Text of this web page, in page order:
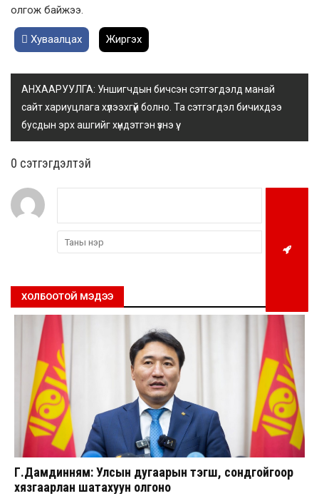
олгож байжээ.
Хуваалцах Жиргэх
АНХААРУУЛГА: Уншигчдын бичсэн сэтгэгдэлд манай
сайт хариуцлага хүлээхгүй болно. Та сэтгэгдэл бичихдээ
бусдын эрх ашгийг хүндэтгэн үзнэ үү.
0 cэтгэгдэлтэй
ХОЛБООТОЙ МЭДЭЭ
Г.Дамдинням: Улсын дугаарын тэгш, сондгойгоор
хязгаарлан шатахуун олгоно